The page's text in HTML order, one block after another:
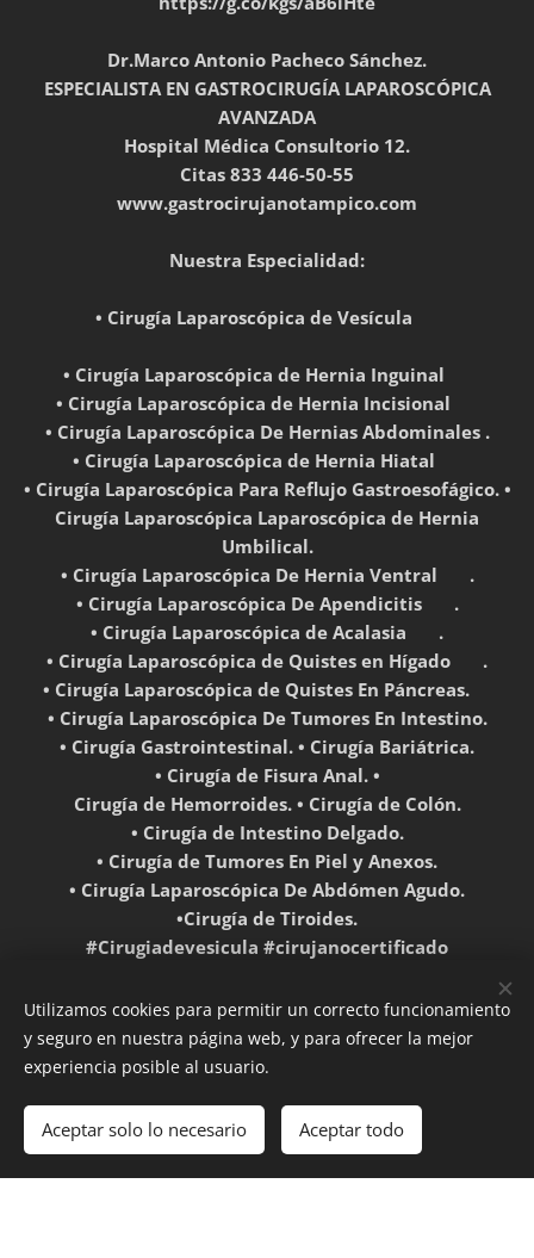
Dr.Marco Antonio Pacheco Sánchez.
ESPECIALISTA EN GASTROCIRUGÍA LAPAROSCÓPICA
AVANZADA
Hospital Médica Consultorio 12.
Citas 833 446-50-55
www.gastrocirujanotampico.com
Nuestra Especialidad:
• Cirugía Laparoscópica de Vesícula ✅️
• Cirugía Laparoscópica de Hernia Inguinal ✅️
• Cirugía Laparoscópica de Hernia Incisional ✅️
• Cirugía Laparoscópica De Hernias Abdominales .
• Cirugía Laparoscópica de Hernia Hiatal ✅️
• Cirugía Laparoscópica Para Reflujo Gastroesofágico. •
Cirugía Laparoscópica Laparoscópica de Hernia
Umbilical.
• Cirugía Laparoscópica De Hernia Ventral ✅️ .
• Cirugía Laparoscópica De Apendicitis ✅️ .
• Cirugía Laparoscópica de Acalasia ✅️ .
• Cirugía Laparoscópica de Quistes en Hígado ✅️ .
• Cirugía Laparoscópica de Quistes En Páncreas.✅️
• Cirugía Laparoscópica De Tumores En Intestino.
• Cirugía Gastrointestinal. • Cirugía Bariátrica.
• Cirugía de Fisura Anal. •
Cirugía de Hemorroides. • Cirugía de Colón.
• Cirugía de Intestino Delgado.
• Cirugía de Tumores En Piel y Anexos.
• Cirugía Laparoscópica De Abdómen Agudo.
•Cirugía de Tiroides.
#Cirugiadevesicula #cirujanocertificado
#cirugiageneral #herniainguinal #herniaumbilical
#HERNIA #laparoscopiaavanzada #apendice
#apendicitisaguda #tampicomadero #Tampico
#Huejutla #CerroAzul #naranjosveracruz#acalsia
#Reconexionintestinal #reflujogastrico #
Utilizamos cookies para permitir un correcto funcionamiento
y seguro en nuestra página web, y para ofrecer la mejor
experiencia posible al usuario.
Aceptar solo lo necesario Aceptar todo